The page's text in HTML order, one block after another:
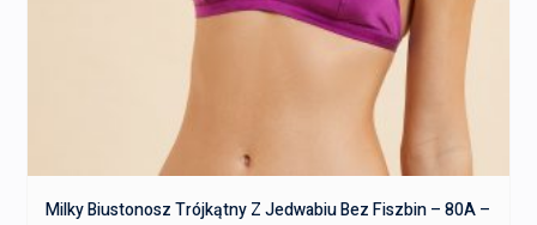
Milky Biustonosz Trójkątny Z Jedwabiu Bez Fiszbin – 80A –